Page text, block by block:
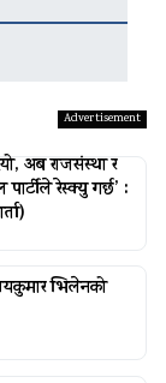
अब राजसंस्था र
पार्टीले रेस्क्यु गर्छ’ :
भिलेनको